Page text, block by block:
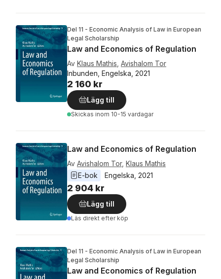
Del 11 - Economic Analysis of Law in European
Legal Scholarship
Law and Economics of Regulation
Av Klaus Mathis Avishalom Tor
Inbunden, Engelska, 2021
2 160 kr
Lägg till
Skickas inom 10-15 vardagar
Law and Economics of Regulation
Av Avishalom Tor, Klaus Mathis
E-bok
Engelska 2021
2 904 kr
Lägg till
Läs direkt efter köp
Del 11 - Economic Analysis of Law in European
Legal Scholarship
Law and Economics of Regulation